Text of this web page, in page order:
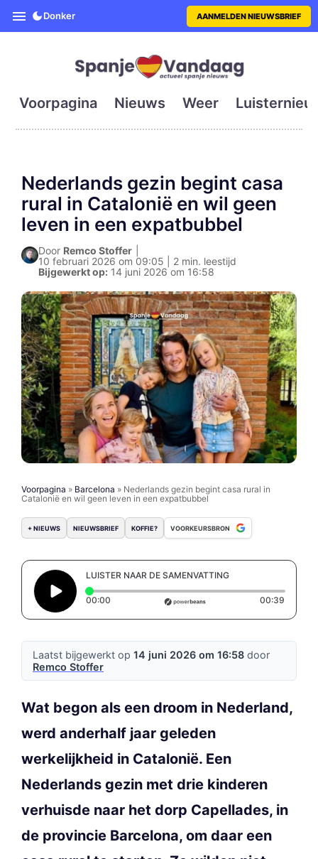
SpanjeVandaag is de eerste
Donker AANMELDEN NIEUWSBRIEF
Voorpagina Nieuws Weer
Nederlands gezin begint casa
rural in Catalonië en wil geen
leven in een expatbubbel
Door Remco Stoffer
10 februari 2026 om 09:05 | 2 min. leestijd
Bijgewerkt op: 14 juni 2026 om 16:58
Voorpagina » Barcelona » Nederlands gezin begint casa rural in
Catalonië en wil geen leven in een expatbubbel
+ NIEUWS NIEUWSBRIEF KOFFIE? VOORKEURSBRON
LUISTER NAAR DE SAMENVATTING
00:00 Elapsed time: 0 seconds 00:39
Laatst bijgewerkt op 14 juni 2026 om 16:58 door
Remco Stoffer
Wat begon als een droom in Nederland,
werd anderhalf jaar geleden
werkelijkheid in Catalonië. Een
Nederlands gezin met drie kinderen
verhuisde naar het dorp Capellades, in
de provincie Barcelona, om daar een